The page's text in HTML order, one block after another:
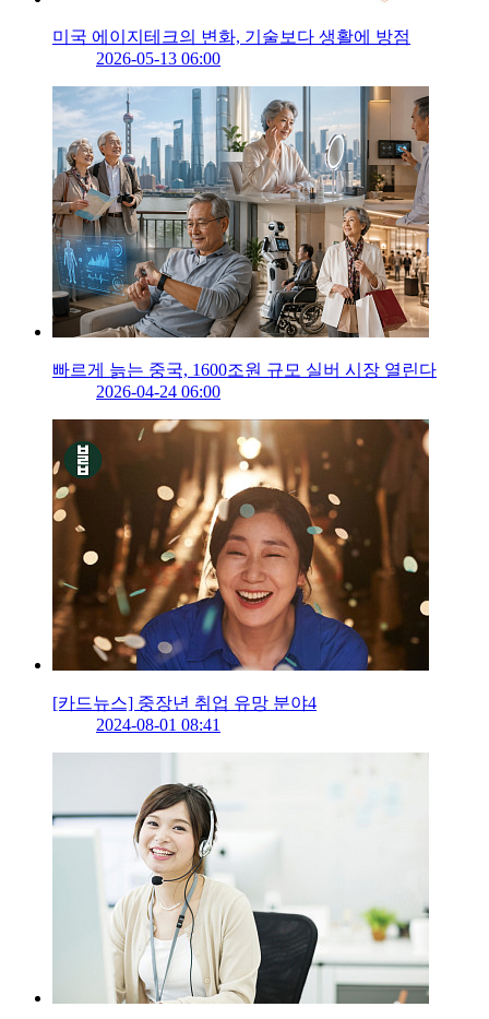
미국 에이지테크의 변화, 기술보다 생활에 방점
2026-05-13 06:00
빠르게 늙는 중국, 1600조원 규모 실버 시장 열린다
2026-04-24 06:00
[카드뉴스] 중장년 취업 유망 분야4
2024-08-01 08:41